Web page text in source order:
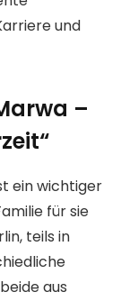
und
–
ein wichtiger
für sie
teils in
aus